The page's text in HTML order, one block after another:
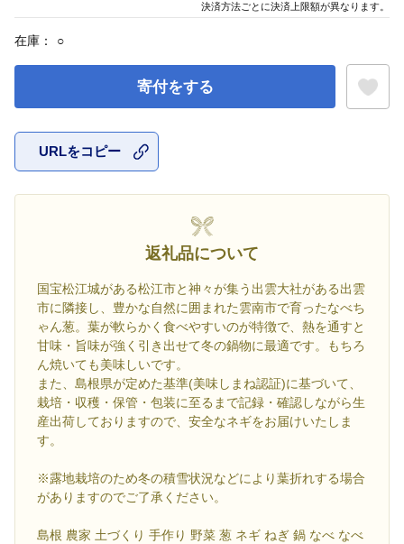
在庫： ○
寄付をする
URLをコピー
返礼品について
国宝松江城がある松江市と神々が集う出雲大社がある出雲
市に隣接し、豊かな自然に囲まれた雲南市で育ったなべち
ゃん葱。葉が軟らかく食べやすいのが特徴で、熱を通すと
甘味・旨味が強く引き出せて冬の鍋物に最適です。もちろ
ん焼いても美味しいです。
また、島根県が定めた基準(美味しまね認証)に基づいて、
栽培・収穫・保管・包装に至るまで記録・確認しながら生
産出荷しておりますので、安全なネギをお届けいたしま
す。
※露地栽培のため冬の積雪状況などにより葉折れする場合
がありますのでご了承ください。
島根 農家 土づくり 手作り 野菜 葱 ネギ ねぎ 鍋 なべ なべ
決済方法ごとに決済上限額が異なります。